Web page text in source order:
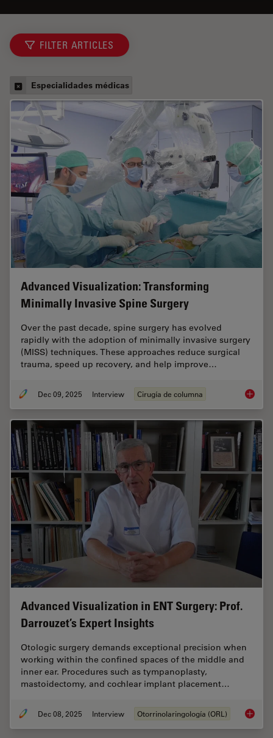
FILTER ARTICLES
Especialidades médicas
Advanced Visualization: Transforming
Minimally Invasive Spine Surgery
Over the past decade, spine surgery has evolved
rapidly with the adoption of minimally invasive surgery
(MISS) techniques. These approaches reduce surgical
trauma, speed up recovery, and help improve…
Dec 09, 2025 Interview Cirugía de columna
Advanced Visualization in ENT Surgery: Prof.
Darrouzet’s Expert Insights
Otologic surgery demands exceptional precision when
working within the confined spaces of the middle and
inner ear. Procedures such as tympanoplasty,
mastoidectomy, and cochlear implant placement…
Dec 08, 2025 Interview Otorrinolaringología (ORL)